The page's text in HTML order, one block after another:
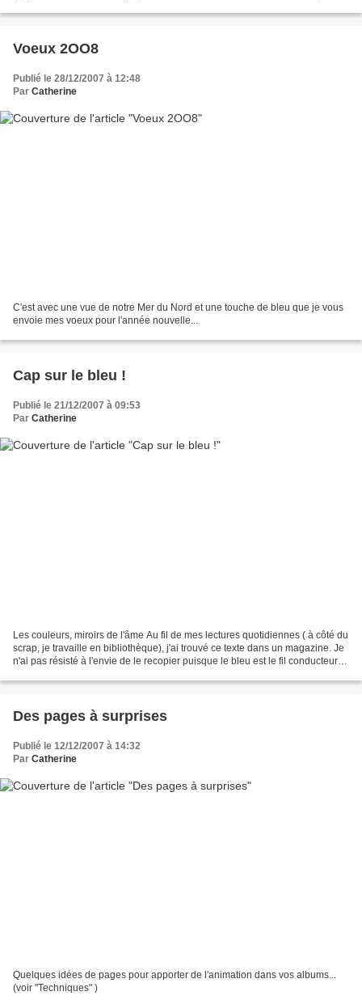
Voeux 2OO8
Publié le 28/12/2007 à 12:48
Par Catherine
C'est avec une vue de notre Mer du Nord et une touche de bleu que je vous
envoie mes voeux pour l'année nouvelle...
Cap sur le bleu !
Publié le 21/12/2007 à 09:53
Par Catherine
Les couleurs, miroirs de l'âme Au fil de mes lectures quotidiennes ( à côté du
scrap, je travaille en bibliothèque), j'ai trouvé ce texte dans un magazine. Je
n'ai pas résisté à l'envie de le recopier puisque le bleu est le fil conducteur
Des pages à surprises
Publié le 12/12/2007 à 14:32
Par Catherine
Quelques idées de pages pour apporter de l'animation dans vos albums...
(voir "Techniques" )